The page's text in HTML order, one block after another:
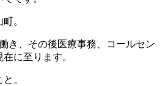
。
き、その後医療事務、コールセン
に至ります。
。